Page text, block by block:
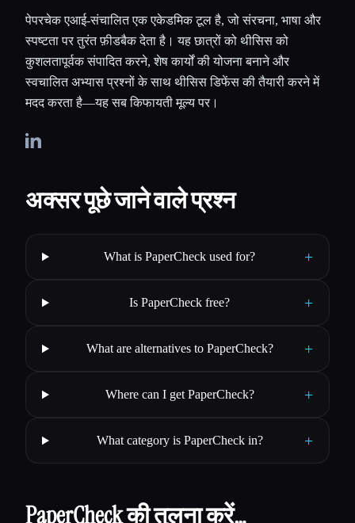
पेपरचेक एआई-संचालित एक एकेडमिक टूल है, जो संरचना, भाषा और
स्पष्टता पर तुरंत फ़ीडबैक देता है। यह छात्रों को थीसिस को
कुशलतापूर्वक संपादित करने, शेष कार्यों की योजना बनाने और
स्वचालित अभ्यास प्रश्नों के साथ थीसिस डिफेंस की तैयारी करने में
मदद करता है—यह सब किफायती मूल्य पर।
अक्सर पूछे जाने वाले प्रश्न
What is PaperCheck used for? +
Is PaperCheck free? +
What are alternatives to PaperCheck? +
Where can I get PaperCheck? +
What category is PaperCheck in? +
PaperCheck की तुलना करें…